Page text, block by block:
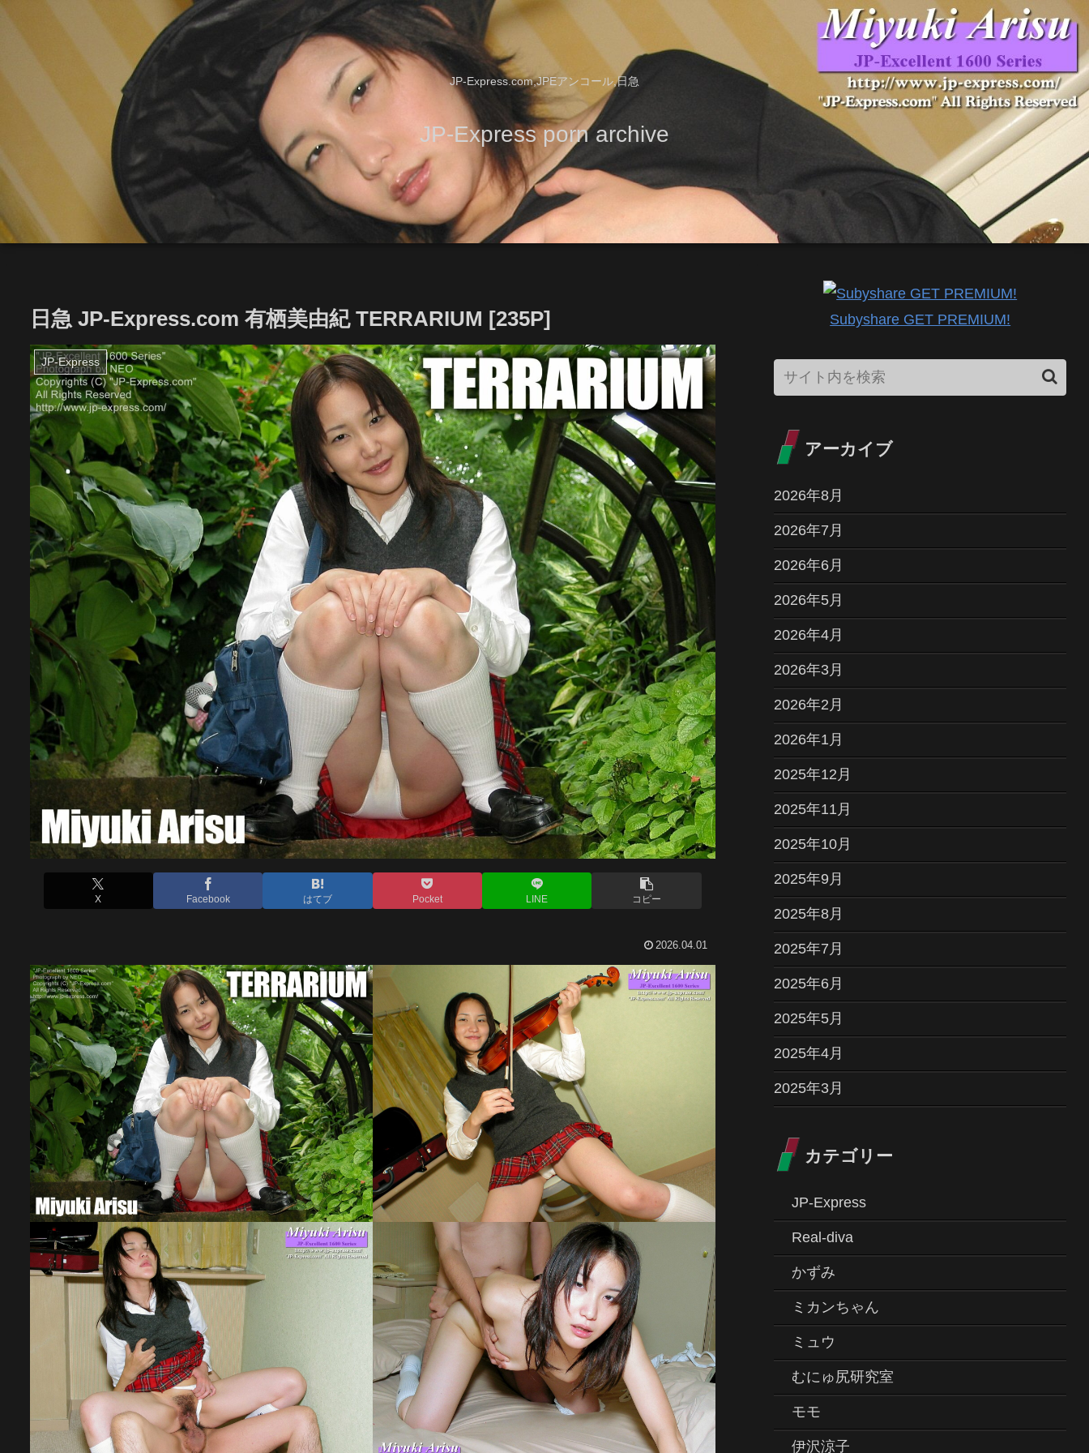
JP-Express.com,JPEアンコール,日急
JP-Express porn archive
日急 JP-Express.com 有栖美由紀 TERRARIUM [235P]
JP-Express
X Facebook はてブ Pocket LINE コピー
2026.04.01
Subyshare GET PREMIUM!
アーカイブ
2026年8月
2026年7月
2026年6月
2026年5月
2026年4月
2026年3月
2026年2月
2026年1月
2025年12月
2025年11月
2025年10月
2025年9月
2025年8月
2025年7月
2025年6月
2025年5月
2025年4月
2025年3月
カテゴリー
JP-Express
Real-diva
かずみ
ミカンちゃん
ミュウ
むにゅ尻研究室
モモ
伊沢涼子